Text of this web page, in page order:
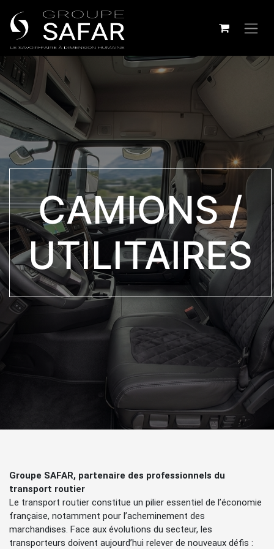
CAMIONS /
UTILITAIRES
Groupe SAFAR, partenaire des professionnels du
transport routier
Le transport routier constitue un pilier essentiel de l’économie
française, notamment pour l’acheminement des
marchandises. Face aux évolutions du secteur, les
transporteurs doivent aujourd’hui relever de nouveaux défis :